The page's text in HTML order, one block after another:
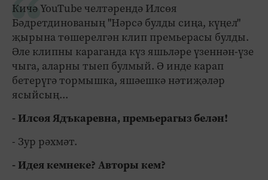
Кичә YouTube челтәрендә Илсөя
Бәдретдинованың "Нәрсә булды сиңа, күңел"
җырына төшерелгән клип премьерасы булды.
Әле клипны караганда күз яшьләре үзеннән-үзе
чыга, аларны тыеп булмый. Ә инде карап
бетерүгә тормышка, яшәешкә нәтиҗәләр
ясыйсың...
- Илсөя Ядъкаревна, премьерагыз белән!
- Зур рәхмәт.
- Идея кемнеке? Авторы кем?